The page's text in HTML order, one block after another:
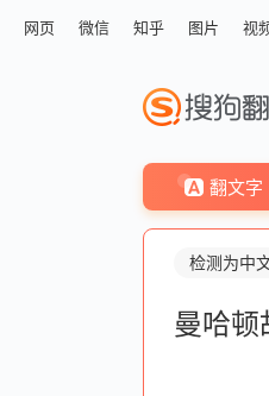
网页 微信 知乎 图片 视
翻文字
检测为中